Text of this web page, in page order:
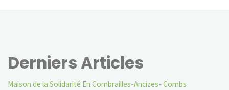
Derniers Articles
Maison de la Solidarité En Combrailles-Ancizes- Combs